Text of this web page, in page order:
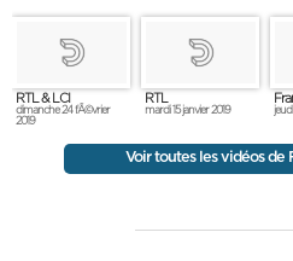
RTL & LCI
dimanche 24 fÃ©vrier
2019
RTL
mardi 15 janvier 2019
Voir toutes les vidéos de